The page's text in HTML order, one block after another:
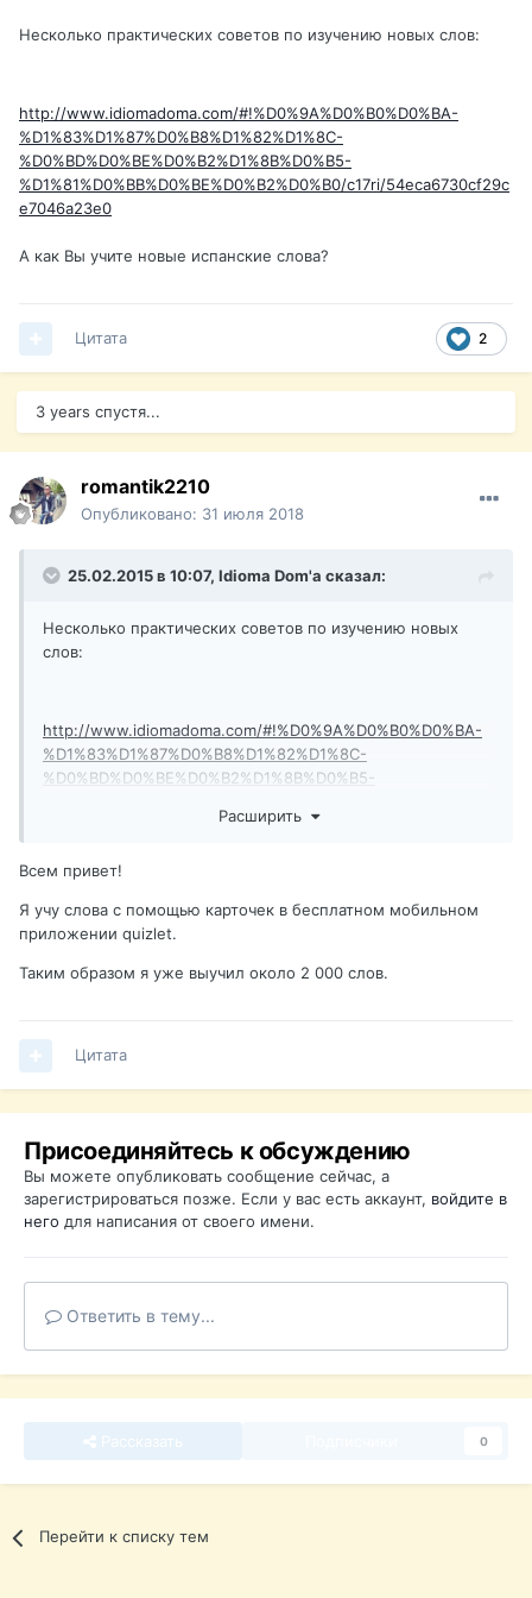
Несколько практических советов по изучению новых слов:
http://www.idiomadoma.com/#!%D0%9A%D0%B0%D0%BA-
%D1%83%D1%87%D0%B8%D1%82%D1%8C-
%D0%BD%D0%BE%D0%B2%D1%8B%D0%B5-
%D1%81%D0%BB%D0%BE%D0%B2%D0%B0/c17ri/54eca6730cf29c
e7046a23e0
А как Вы учите новые испанские слова?
2
Цитата
3 years спустя...
romantik2210
Опубликовано: 31 июля 2018
25.02.2015 в 10:07, Idioma Dom'a сказал:
Несколько практических советов по изучению новых
слов:
http://www.idiomadoma.com/#!%D0%9A%D0%B0%D0%BA-
%D1%83%D1%87%D0%B8%D1%82%D1%8C-
%D0%BD%D0%BE%D0%B2%D1%8B%D0%B5-
А как Вы учите новые испанские слова?
Расширить
Всем привет!
Я учу слова с помощью карточек в бесплатном мобильном
приложении quizlet.
Таким образом я уже выучил около 2 000 слов.
Цитата
Присоединяйтесь к обсуждению
Вы можете опубликовать сообщение сейчас, а
зарегистрироваться позже. Если у вас есть аккаунт, войдите в
него для написания от своего имени.
Ответить в тему...
0
Перейти к списку тем